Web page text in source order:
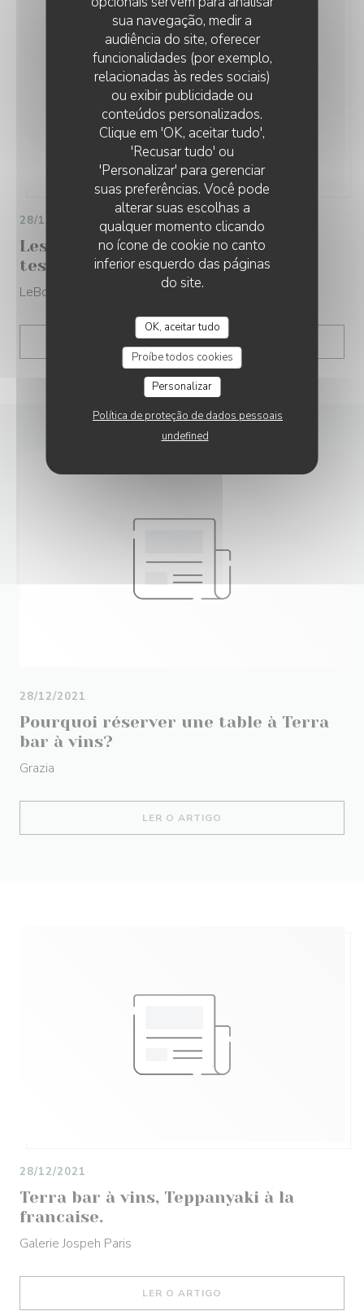
sua navegação, medir a
audiência do site, oferecer
funcionalidades (por exemplo,
relacionadas às redes sociais)
ou exibir publicidade ou
conteúdos personalizados.
Clique em 'OK, aceitar tudo',
'Recusar tudo' ou
'Personalizar' para gerenciar
suas preferências. Você pode
alterar suas escolhas a
qualquer momento clicando
no ícone de cookie no canto
inferior esquerdo das páginas
do site.
OK, aceitar tudo
Proíbe todos cookies
Personalizar
Política de proteção de dados pessoais
undefined
Les nouvelles tables parisiennes à
tester d urgence
28/12/2021
LeBonbon
LER O ARTIGO((ABRE NUMA NOVA
Pourquoi réserver une table à Terra
bar à vins?
28/12/2021
Grazia
LER O ARTIGO
Terra bar à vins, Teppanyaki à la
francaise.
28/12/2021
Galerie Jospeh Paris
LER O ARTIGO